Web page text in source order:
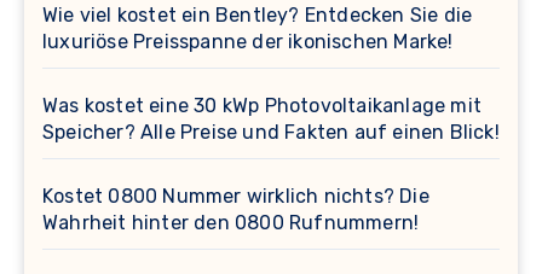
Wie viel kostet ein Bentley? Entdecken Sie die
luxuriöse Preisspanne der ikonischen Marke!
Was kostet eine 30 kWp Photovoltaikanlage mit
Speicher? Alle Preise und Fakten auf einen Blick!
Kostet 0800 Nummer wirklich nichts? Die
Wahrheit hinter den 0800 Rufnummern!